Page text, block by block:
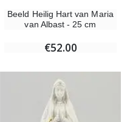
Beeld Heilig Hart van Maria
van Albast - 25 cm
€52.00